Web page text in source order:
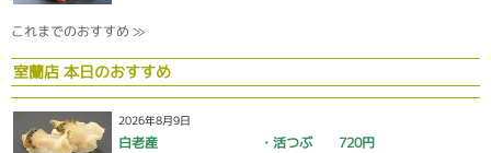
これまでのおすすめ ≫
室蘭店 本日のおすすめ
2026年8月9日
白老産 ・活つぶ 720円